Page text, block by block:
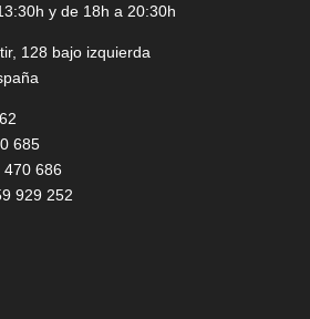
y de 18h a 20:30h
128 bajo izquierda
685
470 686
929 252